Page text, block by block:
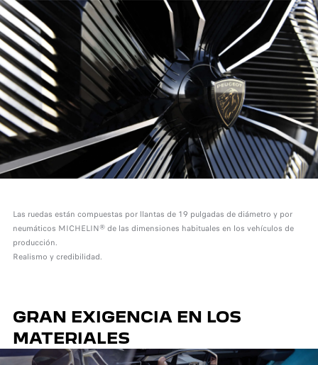
Las ruedas están compuestas por llantas de 19 pulgadas de diámetro y por
neumáticos MICHELIN® de las dimensiones habituales en los vehículos de
producción.
Realismo y credibilidad.
GRAN EXIGENCIA EN LOS
MATERIALES